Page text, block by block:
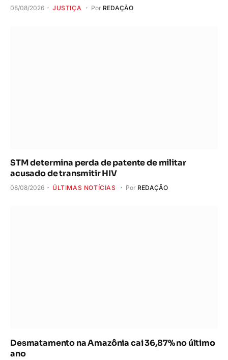
08/08/2026 JUSTIÇA Por REDAÇÃO
STM determina perda de patente de militar
acusado de transmitir HIV
08/08/2026 ÚLTIMAS NOTÍCIAS Por REDAÇÃO
Desmatamento na Amazônia cai 36,87% no último
ano